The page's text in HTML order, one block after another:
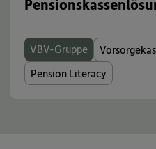
VBV-Gruppe
Pension Literacy